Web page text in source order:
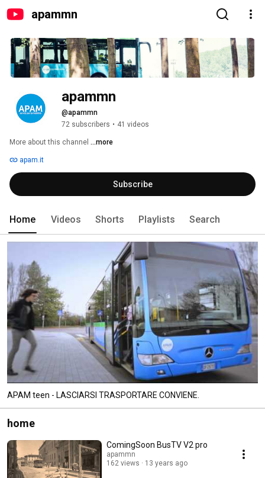
apammn
apammn
@apammn
72 subscribers • 41 videos
More about this channel ...more
apam.it
Subscribe
Home Videos Shorts Playlists Search
APAM teen - LASCIARSI TRASPORTARE CONVIENE.
home
ComingSoon BusTV V2 pro
apammn
162 views
13 years ago